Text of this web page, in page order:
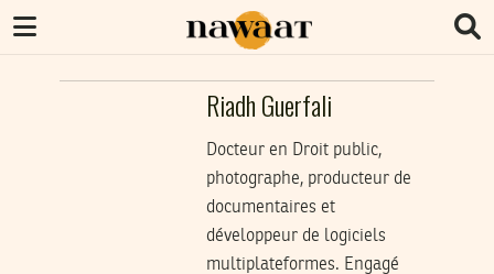
Riadh Guerfali
Docteur en Droit public,
photographe, producteur de
documentaires et
développeur de logiciels
multiplateformes. Engagé